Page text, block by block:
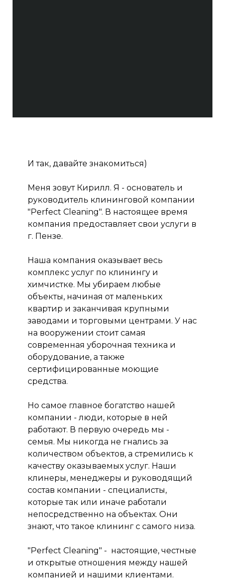
И так, давайте знакомиться)
Меня зовут Кирилл. Я - основатель и
руководитель клининговой компании
"Perfect Cleaning". В настоящее время
компания предоставляет свои услуги в
г. Пензе.
Наша компания оказывает весь
комплекс услуг по клинингу и
химчистке. Мы убираем любые
объекты, начиная от маленьких
квартир и заканчивая крупными
заводами и торговыми центрами. У нас
на вооружении стоит самая
современная уборочная техника и
оборудование, а также
сертифицированные моющие
средства.
Но самое главное богатство нашей
компании - люди, которые в ней
работают. В первую очередь мы -
семья. Мы никогда не гнались за
количеством объектов, а стремились к
качеству оказываемых услуг. Наши
клинеры, менеджеры и руководящий
состав компании - специалисты,
которые так или иначе работали
непосредственно на объектах. Они
знают, что такое клининг с самого низа.
"Perfect Cleaning" - настоящие, честные
и открытые отношения между нашей
компанией и нашими клиентами.